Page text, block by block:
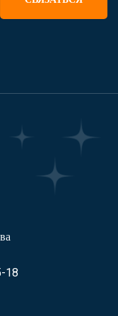
18